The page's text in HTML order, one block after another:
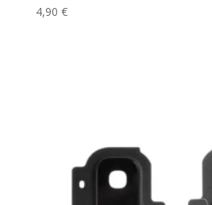
4,90 €